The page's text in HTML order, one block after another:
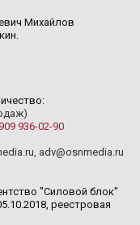
Михайлов
936-02-90
, adv@osnmedia.ru
"Силовой блок"
реестровая